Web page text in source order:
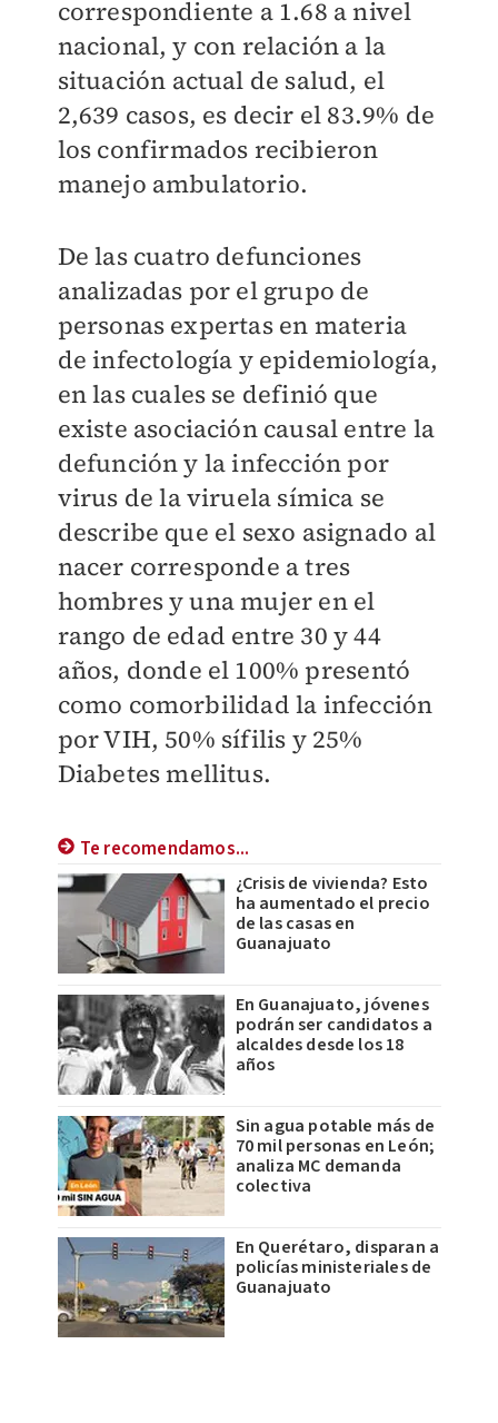
correspondiente a 1.68 a nivel
nacional, y con relación a la
situación actual de salud, el
2,639 casos, es decir el 83.9% de
los confirmados recibieron
manejo ambulatorio.
De las cuatro defunciones
analizadas por el grupo de
personas expertas en materia
de infectología y epidemiología,
en las cuales se definió que
existe asociación causal entre la
defunción y la infección por
virus de la viruela símica se
describe que el sexo asignado al
nacer corresponde a tres
hombres y una mujer en el
rango de edad entre 30 y 44
años, donde el 100% presentó
como comorbilidad la infección
por VIH, 50% sífilis y 25%
Diabetes mellitus.
Te recomendamos...
¿Crisis de vivienda? Esto
ha aumentado el precio
de las casas en
Guanajuato
En Guanajuato, jóvenes
podrán ser candidatos a
alcaldes desde los 18
años
Sin agua potable más de
70 mil personas en León;
analiza MC demanda
colectiva
En Querétaro, disparan a
policías ministeriales de
Guanajuato